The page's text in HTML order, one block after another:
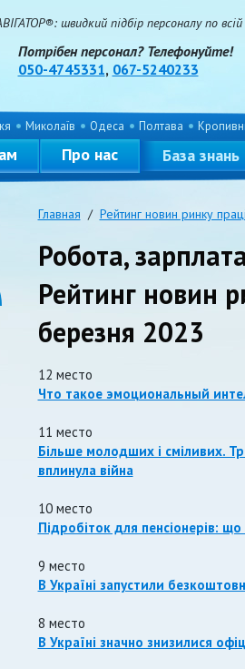
швидкий підбір персоналу по всій
Потрібен персонал? Телефонуйте!
050-4745331, 067-5240233
Миколаїв Одеса Полтава
Про нас База знань
Главная / Рейтинг новин ринку
Робота,
Рейтинг новин
березня 2023
12 место
Что такое эмоциональный
11 место
Більше молодших і сміливих.
вплинула війна
10 место
Підробіток для пенсіонерів:
9 место
В Україні запустили
8 место
В Україні значно знизилися